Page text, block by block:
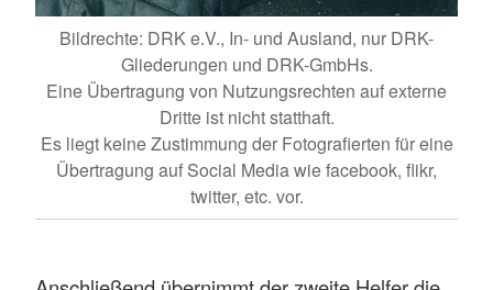
Bildrechte: DRK e.V., In- und Ausland, nur DRK-
Gliederungen und DRK-GmbHs.
Eine Übertragung von Nutzungsrechten auf externe
Dritte ist nicht statthaft.
Es liegt keine Zustimmung der Fotografierten für eine
Übertragung auf Social Media wie facebook, flikr,
twitter, etc. vor.